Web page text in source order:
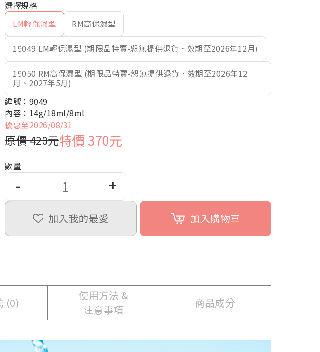
LM輕保濕型 RM高保濕型
19049 LM輕保濕型 (期限品特賣-恕無提供退貨．效期至2026年12月)
19050 RM高保濕型 (期限品特賣-恕無提供退貨．效期至2026年12
月、2027年5月)
編號：9049
內容：14g/18ml/8ml
優惠至2026/08/31
原價 420元特價 370元
數量
- +
加入我的最愛 加入購物車
(0)
使用方法 &
注意事項
商品成分